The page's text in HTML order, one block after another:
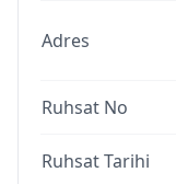
Adres
Ruhsat No
Ruhsat Tarihi